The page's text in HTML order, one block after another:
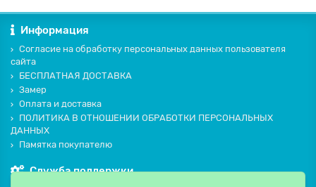
Информация
Согласие на обработку персональных данных пользователя
сайта
БЕСПЛАТНАЯ ДОСТАВКА
Замер
Оплата и доставка
ПОЛИТИКА В ОТНОШЕНИИ ОБРАБОТКИ ПЕРСОНАЛЬНЫХ
ДАННЫХ
Памятка покупателю
Служба поддержки